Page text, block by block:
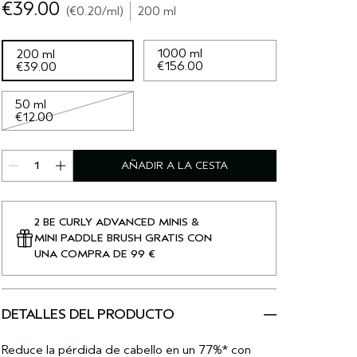
€39.00 €0.20/ml 200 ml
200 ml
€39.00
1000 ml
€156.00
50 ml
€12.00
AÑADIR A LA CESTA
2 BE CURLY ADVANCED MINIS &
MINI PADDLE BRUSH GRATIS CON
UNA COMPRA DE 99 €
DETALLES DEL PRODUCTO
Reduce la pérdida de cabello en un 77%* con